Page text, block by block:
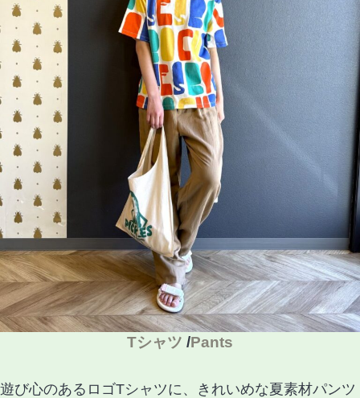
Tシャツ /Pants
遊び心のあるロゴTシャツに、きれいめな夏素材パンツ